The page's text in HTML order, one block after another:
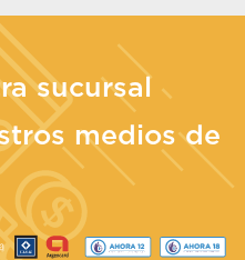
sucursal
medios de